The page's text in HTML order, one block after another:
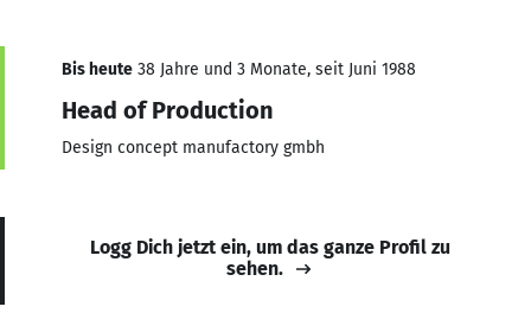
Bis heute 38 Jahre und 3 Monate, seit Juni 1988
Head of Production
Design concept manufactory gmbh
Logg Dich jetzt ein, um das ganze Profil zu
sehen.